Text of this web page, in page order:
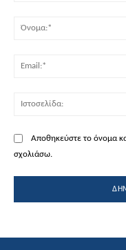
Αποθηκεύστε το όνομα
σχολιάσω.